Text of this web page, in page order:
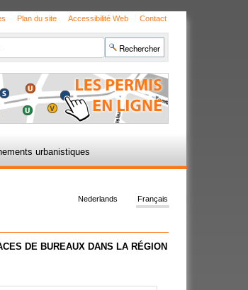
Plan du site Accessibilité Web Contact
urbanistiques
Français
Nederlands
DE BUREAUX DANS LA RÉGION